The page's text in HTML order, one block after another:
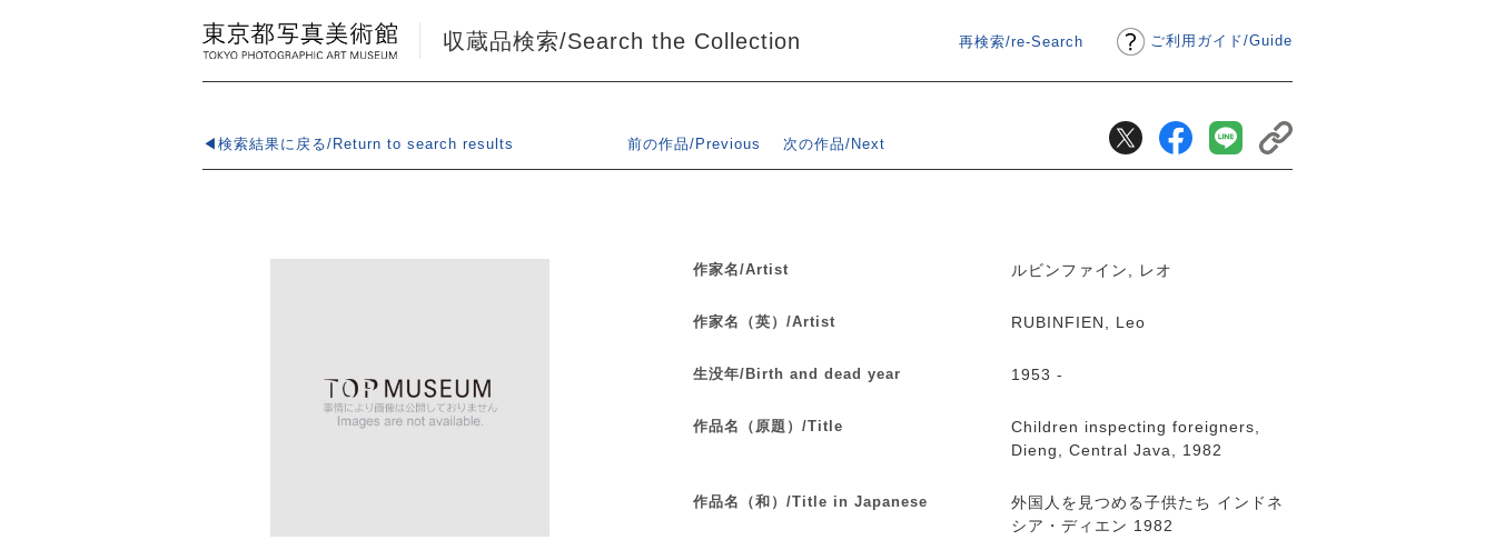
ご利用ガイド/Guide
収蔵品検索/Search the Collection 再検索/re-Search
◀検索結果に戻る/Return to search results 前の作品/Previous 次の作品/Next
作家名/Artist ルビンファイン, レオ
作家名（英）/Artist RUBINFIEN, Leo
生没年/Birth and dead year 1953 -
作品名（原題）/Title
Children inspecting foreigners,
Dieng, Central Java, 1982
作品名（和）/Title in Japanese
外国人を見つめる子供たち インドネ
シア・ディエン 1982